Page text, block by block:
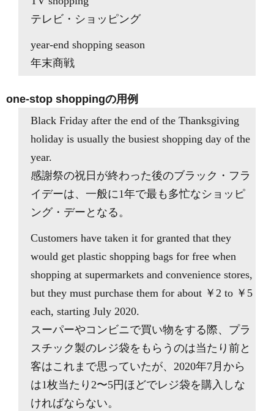
テレビ・ショッピング
year-end shopping season
年末商戦
one-stop shoppingの用例
Black Friday after the end of the Thanksgiving
holiday is usually the busiest shopping day of the
year.
感謝祭の祝日が終わった後のブラック・フラ
イデーは、一般に1年で最も多忙なショッピ
ング・デーとなる。
Customers have taken it for granted that they
would get plastic shopping bags for free when
shopping at supermarkets and convenience stores,
but they must purchase them for about ￥2 to ￥5
each, starting July 2020.
スーパーやコンビニで買い物をする際、プラ
スチック製のレジ袋をもらうのは当たり前と
客はこれまで思っていたが、2020年7月から
は1枚当たり2〜5円ほどでレジ袋を購入しな
ければならない。